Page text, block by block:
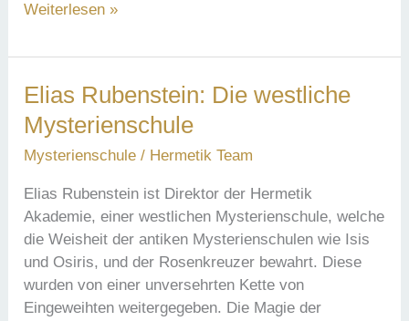
Spiritualität
Leben-
kannst
DU
Potenzial
entfalten
Weiterlesen »
Elias Rubenstein: Die westliche
Mysterienschule
Mysterienschule / Hermetik Team
Elias Rubenstein ist Direktor der Hermetik
Akademie, einer westlichen Mysterienschule, welche
die Weisheit der antiken Mysterienschulen wie Isis
und Osiris, und der Rosenkreuzer bewahrt. Diese
wurden von einer unversehrten Kette von
Eingeweihten weitergegeben. Die Magie der